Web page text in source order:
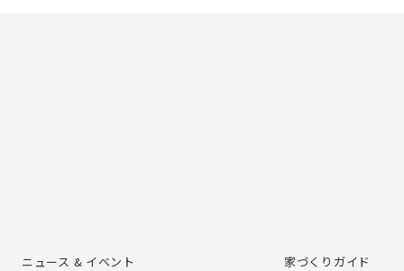
ニュース & イベント
家づくりガイド